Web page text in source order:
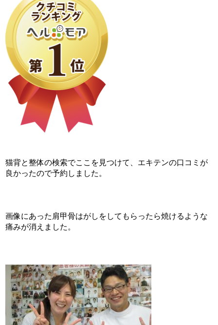
猫背と整体の検索でここを見つけて、エキテンの口コミが
良かったので予約しました。
画像にあった肩甲骨はがしをしてもらったら焼けるような
痛みが消えました。